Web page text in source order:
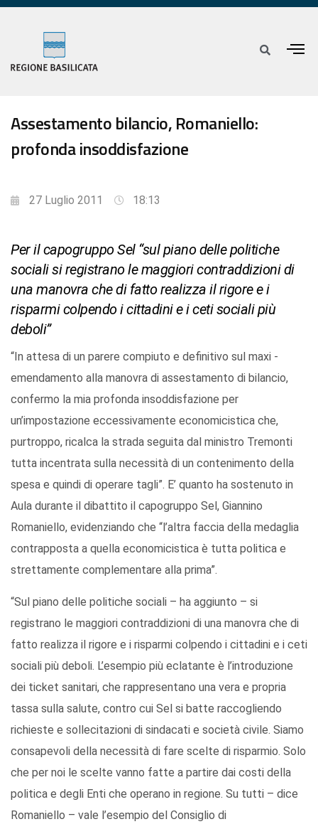
Assestamento bilancio, Romaniello:
profonda insoddisfazione
27 Luglio 2011 18:13
Per il capogruppo Sel “sul piano delle politiche
sociali si registrano le maggiori contraddizioni di
una manovra che di fatto realizza il rigore e i
risparmi colpendo i cittadini e i ceti sociali più
deboli”
“In attesa di un parere compiuto e definitivo sul maxi -
emendamento alla manovra di assestamento di bilancio,
confermo la mia profonda insoddisfazione per
un’impostazione eccessivamente economicistica che,
purtroppo, ricalca la strada seguita dal ministro Tremonti
tutta incentrata sulla necessità di un contenimento della
spesa e quindi di operare tagli”. E’ quanto ha sostenuto in
Aula durante il dibattito il capogruppo Sel, Giannino
Romaniello, evidenziando che “l’altra faccia della medaglia
contrapposta a quella economicistica è tutta politica e
strettamente complementare alla prima”.
“Sul piano delle politiche sociali – ha aggiunto – si
registrano le maggiori contraddizioni di una manovra che di
fatto realizza il rigore e i risparmi colpendo i cittadini e i ceti
sociali più deboli. L’esempio più eclatante è l’introduzione
dei ticket sanitari, che rappresentano una vera e propria
tassa sulla salute, contro cui Sel si batte raccogliendo
richieste e sollecitazioni di sindacati e società civile. Siamo
consapevoli della necessità di fare scelte di risparmio. Solo
che per noi le scelte vanno fatte a partire dai costi della
politica e degli Enti che operano in regione. Su tutti – dice
Romaniello – vale l’esempio del Consiglio di